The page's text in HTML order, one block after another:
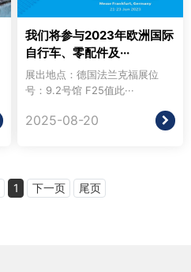
我们将参与2023年欧洲国际
自行车、零配件及···
展出地点：德国法兰克福展位
号：9.2号馆 F25值此···
2025-08-20
1 下一页 尾页